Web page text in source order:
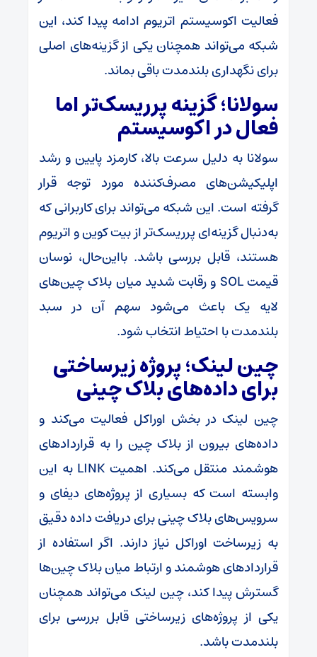
فعالیت اکوسیستم اتریوم ادامه پیدا کند، این
شبکه می‌تواند همچنان یکی از گزینه‌های اصلی
برای نگهداری بلندمدت باقی بماند.
سولانا؛ گزینه پرریسک‌تر اما
فعال در اکوسیستم
سولانا به دلیل سرعت بالا، کارمزد پایین و رشد
اپلیکیشن‌های مصرف‌کننده مورد توجه قرار
گرفته است. این شبکه می‌تواند برای کاربرانی که
به‌دنبال گزینه‌ای پرریسک‌تر از بیت کوین و اتریوم
هستند، قابل بررسی باشد. با‌این‌حال، نوسان
قیمت SOL و رقابت شدید میان بلاک چین‌های
لایه‌ یک باعث می‌شود سهم آن در سبد
بلندمدت با احتیاط انتخاب شود.
چین لینک؛ پروژه زیرساختی
برای داده‌های بلاک چینی
چین لینک در بخش اوراکل فعالیت می‌کند و
داده‌های بیرون از بلاک چین را به قراردادهای
هوشمند منتقل می‌کند. اهمیت LINK به این
وابسته است که بسیاری از پروژه‌های دیفای و
سرویس‌های بلاک چینی برای دریافت داده دقیق
به زیرساخت اوراکل نیاز دارند. اگر استفاده از
قراردادهای هوشمند و ارتباط میان بلاک چین‌ها
گسترش پیدا کند، چین لینک می‌تواند همچنان
یکی از پروژه‌های زیرساختی قابل بررسی برای
بلندمدت باشد.